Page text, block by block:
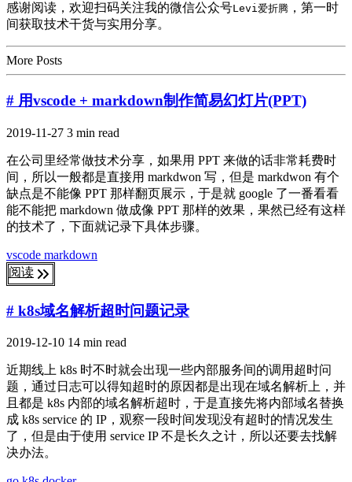
感谢阅读，欢迎扫码关注我的微信公众号Levi爱折腾 ，第一时
间获取技术干货与实用分享。
More Posts
# 用vscode + markdown制作简易幻灯片(PPT)
2019-11-27 3 min read
在公司里经常做技术分享，如果用 PPT 来做的话非常耗费时
间，所以一般都是直接用 markdwon 写，但是 markdwon 有个
缺点是不能像 PPT 那样翻页展示，于是就 google 了一番看看
能不能把 markdown 做成像 PPT 那样的效果，果然已经有这样
的技术了，下面就记录下具体步骤。
vscode markdown
阅读
# k8s域名解析超时问题记录
2019-12-10 14 min read
近期线上 k8s 时不时就会出现一些内部服务间的调用超时问
题，通过日志可以得知超时的原因都是出现在域名解析上，并
且都是 k8s 内部的域名解析超时，于是直接先将内部域名替换
成 k8s service 的 IP，观察一段时间发现没有超时的情况发生
了，但是由于使用 service IP 不是长久之计，所以还要去找解
决办法。